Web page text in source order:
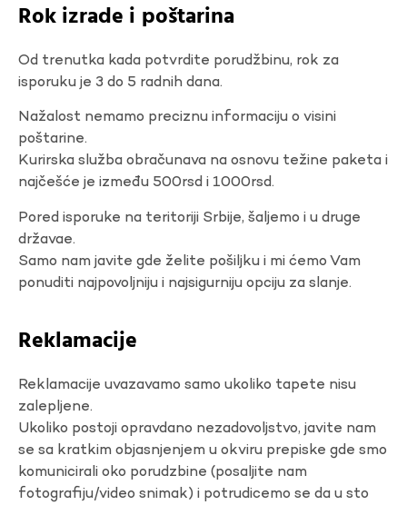
Rok izrade i poštarina
Od trenutka kada potvrdite porudžbinu, rok za
isporuku je 3 do 5 radnih dana.
Nažalost nemamo preciznu informaciju o visini
poštarine.
Kurirska služba obračunava na osnovu težine paketa i
najčešće je između 500rsd i 1000rsd.
Pored isporuke na teritoriji Srbije, šaljemo i u druge
državae.
Samo nam javite gde želite pošiljku i mi ćemo Vam
ponuditi najpovoljniju i najsigurniju opciju za slanje.
Reklamacije
Reklamacije uvazavamo samo ukoliko tapete nisu
zalepljene.
Ukoliko postoji opravdano nezadovoljstvo, javite nam
se sa kratkim objasnjenjem u okviru prepiske gde smo
komunicirali oko porudzbine (posaljite nam
fotografiju/video snimak) i potrudicemo se da u sto